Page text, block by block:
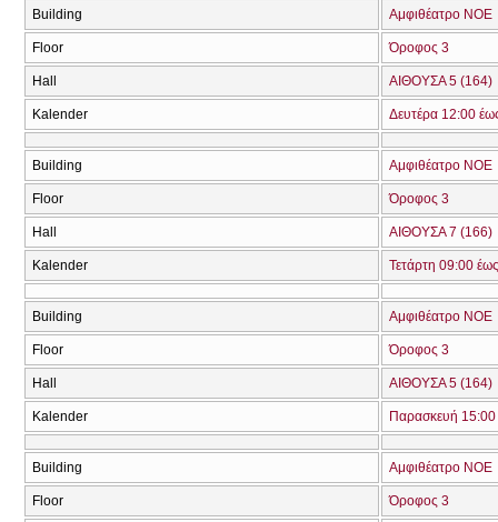
Building Αμφιθέατρο ΝΟΕ
Floor Όροφος 3
Hall ΑΙΘΟΥΣΑ 5 (164)
Kalender Δευτέρα 12:00
Building Αμφιθέατρο ΝΟΕ
Floor Όροφος 3
Hall ΑΙΘΟΥΣΑ 7 (166)
Kalender Τετάρτη 09:00
Building Αμφιθέατρο ΝΟΕ
Floor Όροφος 3
Hall ΑΙΘΟΥΣΑ 5 (164)
Kalender Παρασκευή
Building Αμφιθέατρο ΝΟΕ
Floor Όροφος 3